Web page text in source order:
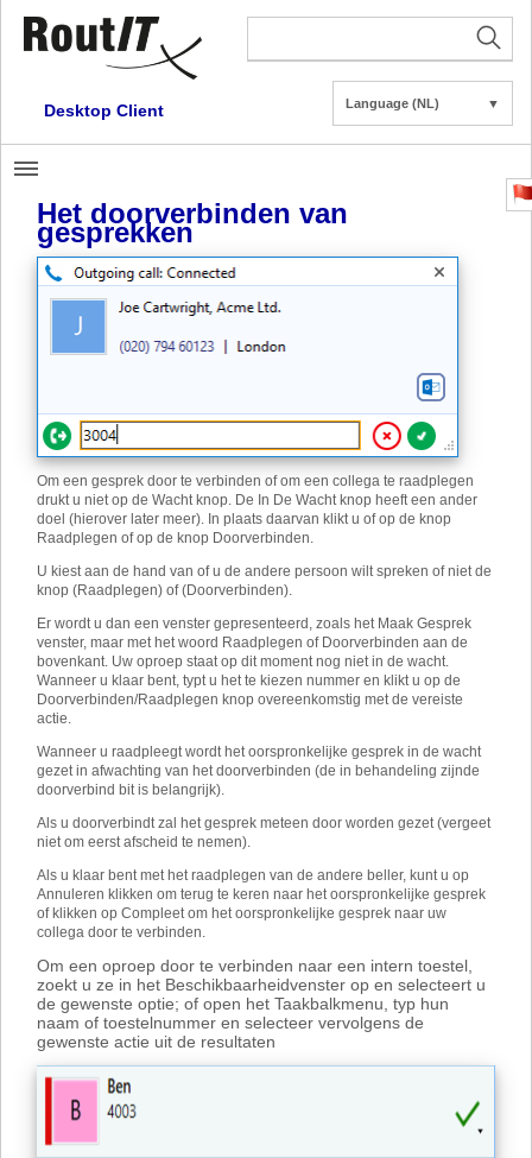
Desktop Client Language (NL) ▼
Het doorverbinden van
gesprekken
Om een ​​gesprek door te verbinden of om een collega te raadplegen
drukt u niet op de Wacht knop. De In De Wacht knop heeft een ander
doel (hierover later meer). In plaats daarvan klikt u of op de knop
Raadplegen of op de knop Doorverbinden.
U kiest aan de hand van of u de andere persoon wilt spreken of niet de
knop (Raadplegen) of (Doorverbinden).
Er wordt u dan een venster gepresenteerd, zoals het Maak Gesprek
venster, maar met het woord Raadplegen of Doorverbinden aan de
bovenkant. Uw oproep staat op dit moment nog niet in de wacht.
Wanneer u klaar bent, typt u het te kiezen nummer en klikt u op de
Doorverbinden/Raadplegen knop overeenkomstig met de vereiste
actie.
Wanneer u raadpleegt wordt het oorspronkelijke gesprek in de wacht
gezet in afwachting van het doorverbinden (de in behandeling zijnde
doorverbind bit is belangrijk).
Als u doorverbindt zal het gesprek meteen door worden gezet (vergeet
niet om eerst afscheid te nemen).
Als u klaar bent met het raadplegen van de andere beller, kunt u op
Annuleren klikken om terug te keren naar het oorspronkelijke gesprek
of klikken op Compleet om het oorspronkelijke gesprek naar uw
collega door te verbinden.
Om een oproep door te verbinden naar een intern toestel,
zoekt u ze in het Beschikbaarheidvenster op en selecteert u
de gewenste optie; of open het Taakbalkmenu, typ hun
naam of toestelnummer en selecteer vervolgens de
gewenste actie uit de resultaten